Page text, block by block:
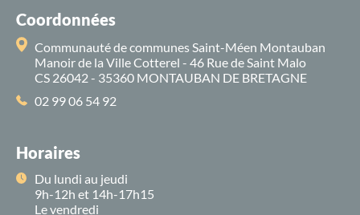
Coordonnées
Communauté de communes Saint-Méen Montauban
Manoir de la Ville Cotterel - 46 Rue de Saint Malo
CS 26042 - 35360 MONTAUBAN DE BRETAGNE
02 99 06 54 92
Horaires
Du lundi au jeudi
9h-12h et 14h-17h15
Le vendredi